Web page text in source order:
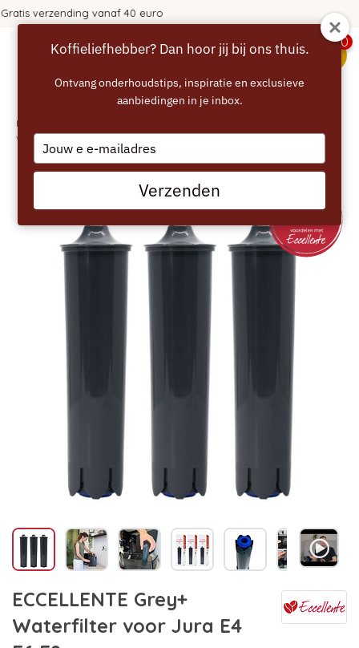
euro 365 dagen
0
Home
Voordeelverpakking
ECCELLENTE Grey+
Waterfilter voor Jura E4
Koffieliefhebber? Dan hoor jij bij ons thuis.
Ontvang onderhoudstips, inspiratie en exclusieve
aanbiedingen in je inbox.
Type
your
email
Verzenden